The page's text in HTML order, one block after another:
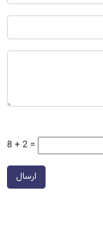
8 + 2 =
ارسال